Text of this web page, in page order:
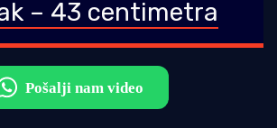
– 43 centimetra